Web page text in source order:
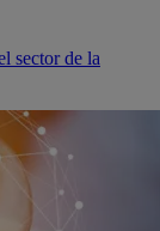
sector de la